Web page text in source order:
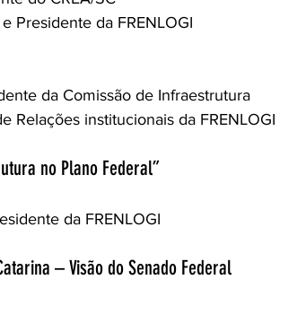
Presidente da FRENLOGI
da Comissão de Infraestrutura
Relações institucionais da FRENLOGI
no Plano Federal”
da FRENLOGI
– Visão do Senado Federal